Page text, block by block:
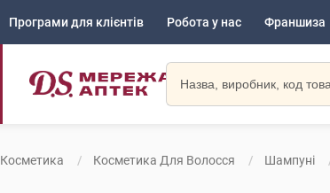
Програми для клієнтів Робота у нас Франшиза
Косметика Косметика Для Волосся Шампуні